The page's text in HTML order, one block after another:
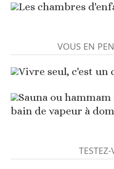
Les chambres
VOUS EN
Vivre seul, c'est un
Sauna ou
bain de vapeur à